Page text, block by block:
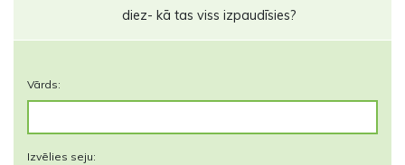
diez- kā tas viss izpaudīsies?
Vārds:
Izvēlies seju: